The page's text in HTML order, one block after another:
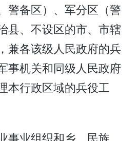
警备区）、军分区（警
县、不设区的市、市辖
兼各该级人民政府的兵
事机关和同级人民政府
本行政区域的兵役工
事业组织和乡、民族